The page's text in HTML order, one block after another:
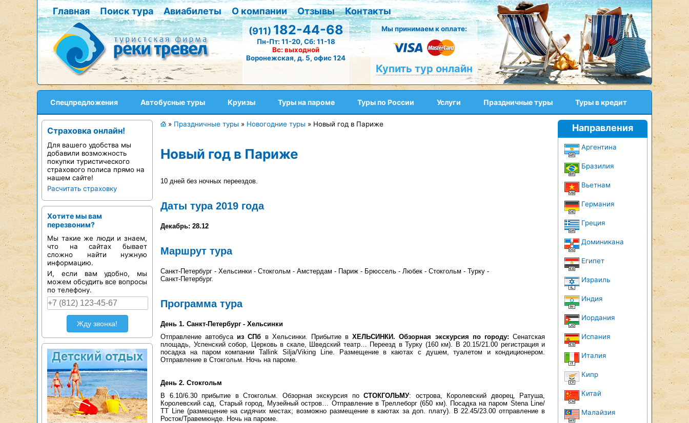
Главная Поиск тура Авиабилеты О компании Отзывы
Контакты
(911)182-44-68
Пн-Пт: 11-20, Сб: 11-18
Вс: выходной
Воронежская, д. 5, офис 124
Мы принимаем к оплате:
Купить тур онлайн
Спецпредложения Автобусные туры Круизы Туры на пароме Туры по России Услуги Праздничные туры Туры в кредит
Страховка онлайн!
Для вашего удобства мы
добавили возможность
покупки туристического
страхового полиса прямо на
нашем сайте!
Расчитать страховку
Хотите мы вам
перезвоним?
Мы такие же люди и знаем,
что на сайтах бывает
сложно найти нужную
информацию.
И, если вам удобно, мы
можем обсудить все вопросы
по телефону.
Жду звонка!
» Праздничные туры » Новогодние туры » Новый год в Париже
Новый год в Париже
10 дней без ночных переездов.
Даты тура 2019 года
Декабрь: 28.12
Маршрут тура
Санкт-Петербург - Хельсинки - Стокгольм - Амстердам - Париж - Брюссель - Любек - Стокгольм - Турку -
Санкт-Петербург.
Программа тура
День 1. Санкт-Петербург - Хельсинки
Отправление автобусаиз СПб в Хельсинки. Прибытие вХЕЛЬСИНКИ. Обзорная экскурсия по городу: Сенатская
площадь, Успенский собор, Церковь в скале, Шведский театр… Переезд в Турку (160 км). В 20.15/21.00 регистрация и
посадка на паром компании Tallink Silja/Viking Line. Размещение в каютах с душем, туалетом и кондиционером.
Отправление в Стокгольм. Ночь на пароме.
День 2. Стокгольм
В 6.10/6.30 прибытие в Стокгольм. Обзорная экскурсия по СТОКГОЛЬМУ: острова, Королевский дворец, Ратуша,
Королевский сад, Старый город, Музейный остров… Отправление в Треллеборг (650 км). Посадка на паром Stena Line/
TT Line (размещение на сидячих местах; возможно размещение в каютах за доп. плату). В 22.45/23.00 отправление в
Росток/Травемюнде. Ночь на пароме.
Направления
Аргентина
Бразилия
Вьетнам
Германия
Греция
Доминикана
Египет
Израиль
Индия
Иордания
Испания
Италия
Кипр
Китай
Малайзия